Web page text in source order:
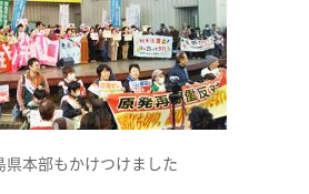
本部もかけつけました